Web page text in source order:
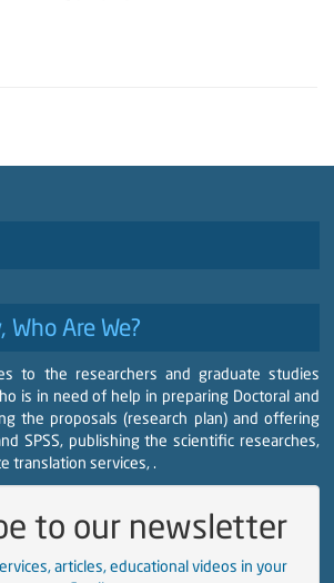
Who Are We?
to the researchers and graduate studies
is in need of help in preparing Doctoral and
the proposals (research plan) and offering
SPSS, publishing the scientific researches,
translation services, .
to our newsletter
articles, educational videos in your